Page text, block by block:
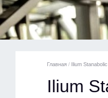
Главная / Ilium
Ilium